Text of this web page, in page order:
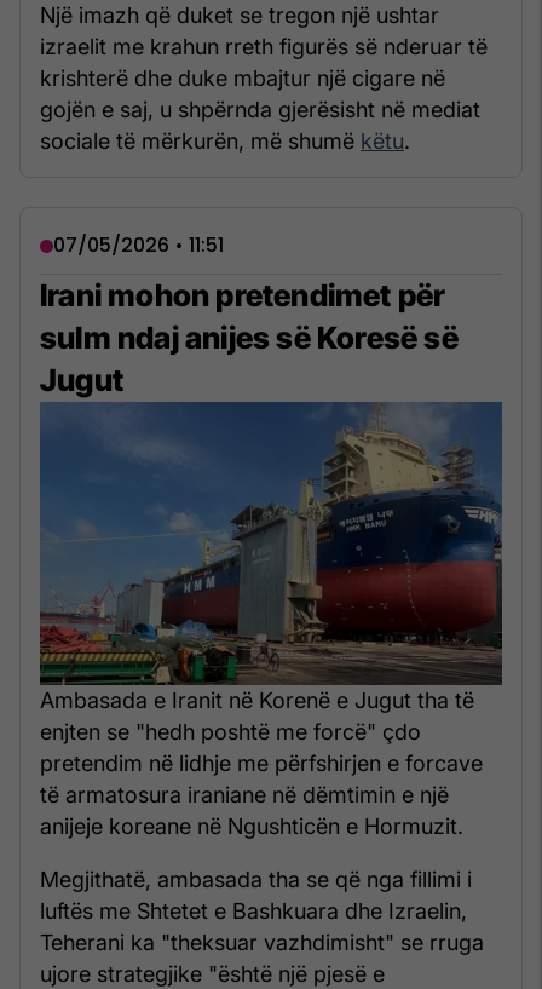
Një imazh që duket se tregon një ushtar
izraelit me krahun rreth figurës së nderuar të
krishterë dhe duke mbajtur një cigare në
gojën e saj, u shpërnda gjerësisht në mediat
sociale të mërkurën, më shumë këtu.
07/05/2026 • 11:51
Irani mohon pretendimet për
sulm ndaj anijes së Koresë së
Jugut
Ambasada e Iranit në Korenë e Jugut tha të
enjten se "hedh poshtë me forcë" çdo
pretendim në lidhje me përfshirjen e forcave
të armatosura iraniane në dëmtimin e një
anijeje koreane në Ngushticën e Hormuzit.
Megjithatë, ambasada tha se që nga fillimi i
luftës me Shtetet e Bashkuara dhe Izraelin,
Teherani ka "theksuar vazhdimisht" se rruga
ujore strategjike "është një pjesë e